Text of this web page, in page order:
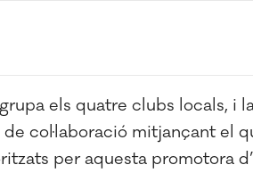
els quatre clubs locals, i
col·laboració mitjançant el
per aquesta promotora